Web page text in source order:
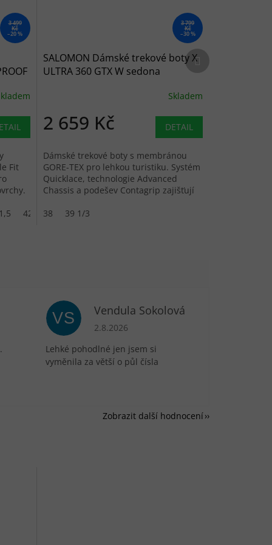
3 499
Kč
–20 %
Fit
42,5
3 799
Kč
–30 %
SALOMON Dámské trekové boty X
ULTRA 360 GTX W sedona
Skladem
2 659 Kč DETAIL
Dámské trekové boty s membránou
GORE-TEX pro lehkou turistiku. Systém
Quicklace, technologie Advanced
Chassis a podešev Contagrip zajišťují
38
39 1/3
je 5 z 5 hvězdiček.
VS Vendula Sokolová
Hodnocení obchodu je 5 z 5 hvězdiček.
2.8.2026
Lehké pohodlné jen jsem si
vyměnila za větší o půl čísla
Zobrazit další hodnocení